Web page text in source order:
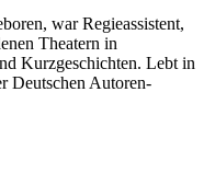
war Regieassistent,
Theatern in
Kurzgeschichten. Lebt in
Deutschen Autoren-